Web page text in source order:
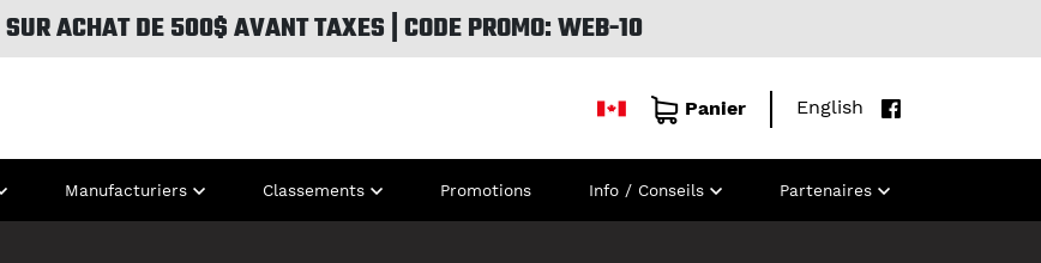
ACHAT DE 500$ AVANT TAXES | CODE PROMO: WEB-10
Panier English
Manufacturiers Classements Promotions Info / Conseils Partenaires